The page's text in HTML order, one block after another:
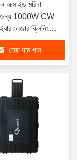
অক্সাইড মরিচা
জন্য 1000W CW
লেজার ক্লিনিং
সেরা দাম পান